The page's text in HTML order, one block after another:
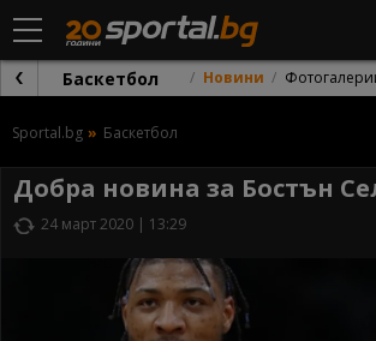
Баскетбол Новини
Sportal.bg Баскетбол
Добра новина за Бостън
24 март 2020 | 13:29